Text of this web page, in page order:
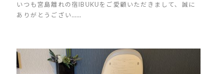
いつも宮島離れの宿IBUKUをご愛顧いただきまして、誠に
ありがとうござい……